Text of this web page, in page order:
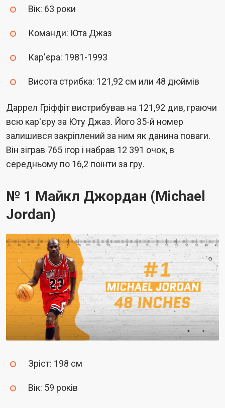
Вік: 63 роки
Команди: Юта Джаз
Кар'єра: 1981-1993
Висота стрибка: 121,92 см или 48 дюймів
Даррел Гріффіт вистрибував на 121,92 див, граючи
всю кар'єру за Юту Джаз. Його 35-й номер
залишився закріплений за ним як данина поваги.
Він зіграв 765 ігор і набрав 12 391 очок, в
середньому по 16,2 поінти за гру.
№ 1 Майкл Джордан (Michael
Jordan)
Зріст: 198 см
Вік: 59 років